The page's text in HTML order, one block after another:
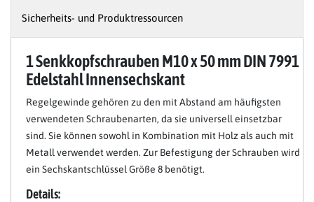
Sicherheits- und Produktressourcen
1 Senkkopfschrauben M10 x 50 mm DIN 7991
Edelstahl Innensechskant
Regelgewinde gehören zu den mit Abstand am häufigsten
verwendeten Schraubenarten, da sie universell einsetzbar
sind. Sie können sowohl in Kombination mit Holz als auch mit
Metall verwendet werden. Zur Befestigung der Schrauben wird
ein Sechskantschlüssel Größe 8 benötigt.
Details: